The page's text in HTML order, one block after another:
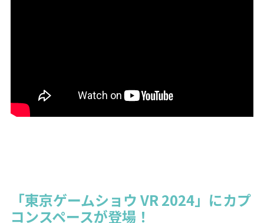
「東京ゲームショウ VR 2024」にカプ
コンスペースが登場！